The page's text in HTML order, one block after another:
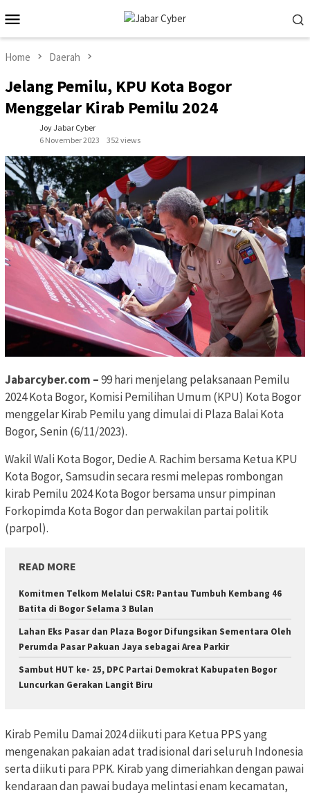
to
contentMenu
Home Daerah
Jelang Pemilu, KPU Kota Bogor
Menggelar Kirab Pemilu 2024
Joy Jabar Cyber
6 November 2023
352 views
Jabarcyber.com –99 hari menjelang pelaksanaan Pemilu
2024 Kota Bogor, Komisi Pemilihan Umum (KPU) Kota Bogor
menggelar Kirab Pemilu yang dimulai di Plaza Balai Kota
Bogor, Senin (6/11/2023).
Wakil Wali Kota Bogor, Dedie A. Rachim bersama Ketua KPU
Kota Bogor, Samsudin secara resmi melepas rombongan
kirab Pemilu 2024 Kota Bogor bersama unsur pimpinan
Forkopimda Kota Bogor dan perwakilan partai politik
(parpol).
READ MORE
Komitmen Telkom Melalui CSR: Pantau Tumbuh Kembang 46
Batita di Bogor Selama 3 Bulan
Lahan Eks Pasar dan Plaza Bogor Difungsikan Sementara Oleh
Perumda Pasar Pakuan Jaya sebagai Area Parkir
Sambut HUT ke- 25, DPC Partai Demokrat Kabupaten Bogor
Luncurkan Gerakan Langit Biru
Kirab Pemilu Damai 2024 diikuti para Ketua PPS yang
mengenakan pakaian adat tradisional dari seluruh Indonesia
serta diikuti para PPK. Kirab yang dimeriahkan dengan pawai
kendaraan dan pawai budaya melintasi enam kecamatan,